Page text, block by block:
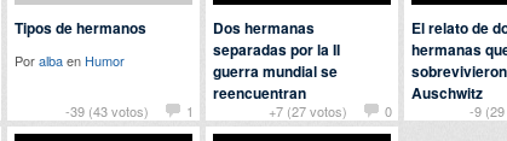
-39 (43 votos) 1
Tipos de hermanos
Poralbaen Humor
+7 (27 votos) 0
Dos hermanas
separadas por la II
guerra mundial se
reencuentran
PorteteenCuriosidades
-9
El relato de
hermanas
Auschwitz
Por tony en